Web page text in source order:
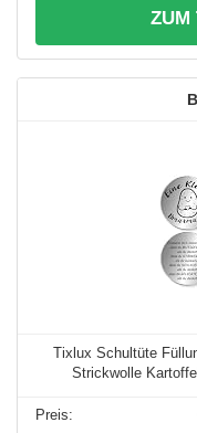
ZUM
Tixlux Schultüte
Strickwolle